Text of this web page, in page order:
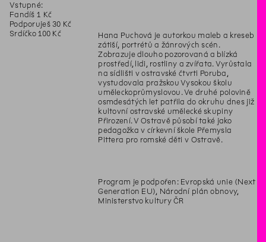
Vstupné:
Fandíš 1 Kč
Podporuješ 30 Kč
Srdíčko 100 Kč
Hana Puchová je autorkou maleb a kreseb
zátiší, portrétů a žánrových scén.
Zobrazuje dlouho pozorovaná a blízká
prostředí, lidi, rostliny a zvířata. Vyrůstala
na sídlišti v ostravské čtvrti Poruba,
vystudovala pražskou Vysokou školu
uměleckoprůmyslovou. Ve druhé polovině
osmdesátých let patřila do okruhu dnes již
kultovní ostravské umělecké skupiny
Přirození. V Ostravě působí také jako
pedagožka v církevní škole Přemysla
Pittera pro romské děti v Ostravě.
Program je podpořen: Evropská unie (Next
Generation EU), Národní plán obnovy,
Ministerstvo kultury ČR